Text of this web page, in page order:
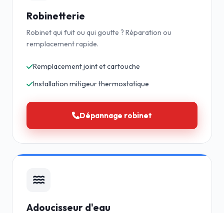
Robinetterie
Robinet qui fuit ou qui goutte ? Réparation ou
remplacement rapide.
Remplacement joint et cartouche
Installation mitigeur thermostatique
Dépannage robinet
Adoucisseur d'eau